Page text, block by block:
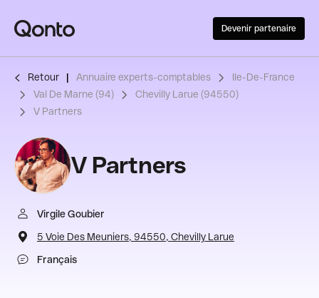
Devenir partenaire
Retour Annuaire experts-comptables
Ile-De-France
Val De Marne (94)
Chevilly Larue (94550)
V Partners
V Partners
Virgile Goubier
5 Voie Des Meuniers, 94550, Chevilly Larue
Français